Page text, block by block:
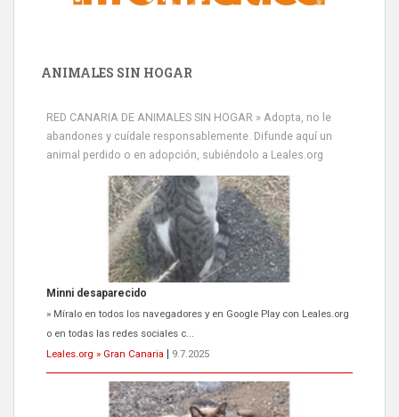
ANIMALES SIN HOGAR
RED CANARIA DE ANIMALES SIN HOGAR » Adopta, no le
abandones y cuídale responsablemente. Difunde aquí un
animal perdido o en adopción, subiéndolo a Leales.org
Siami Perdida
Se llama Siami,es hembra de 4 años,esterilizada con marca de
oreja,cariñosa,mimosa pero miedosa,e...
Leales.org » Gran Canaria
9.7.2025